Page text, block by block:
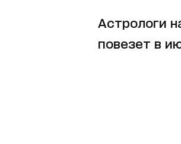
Астрологи
повезет в